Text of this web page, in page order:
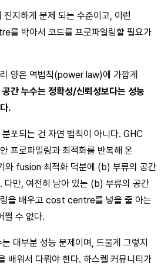
지하게 문제 되는 수준이고, 이런
를 박아서 코드를 프로파일링할 필요가
양은 멱법칙(power law)에 가깝게
간 누수는 정확성/신뢰성보다는 성능
.
포되는 건 자연 법칙이 아니다. GHC
프로파일링과 최적화를 반복해 온
와 fusion 최적화 덕분에 (b) 부류의 공간
다만, 여전히 남아 있는 (b) 부류의 공간
을 배우고 cost centre를 넣을 줄 아는
쩔 수 없다.
대부분 성능 문제이며, 드물게 그렇지
배워서 다뤄야 한다. 하스켈 커뮤니티가